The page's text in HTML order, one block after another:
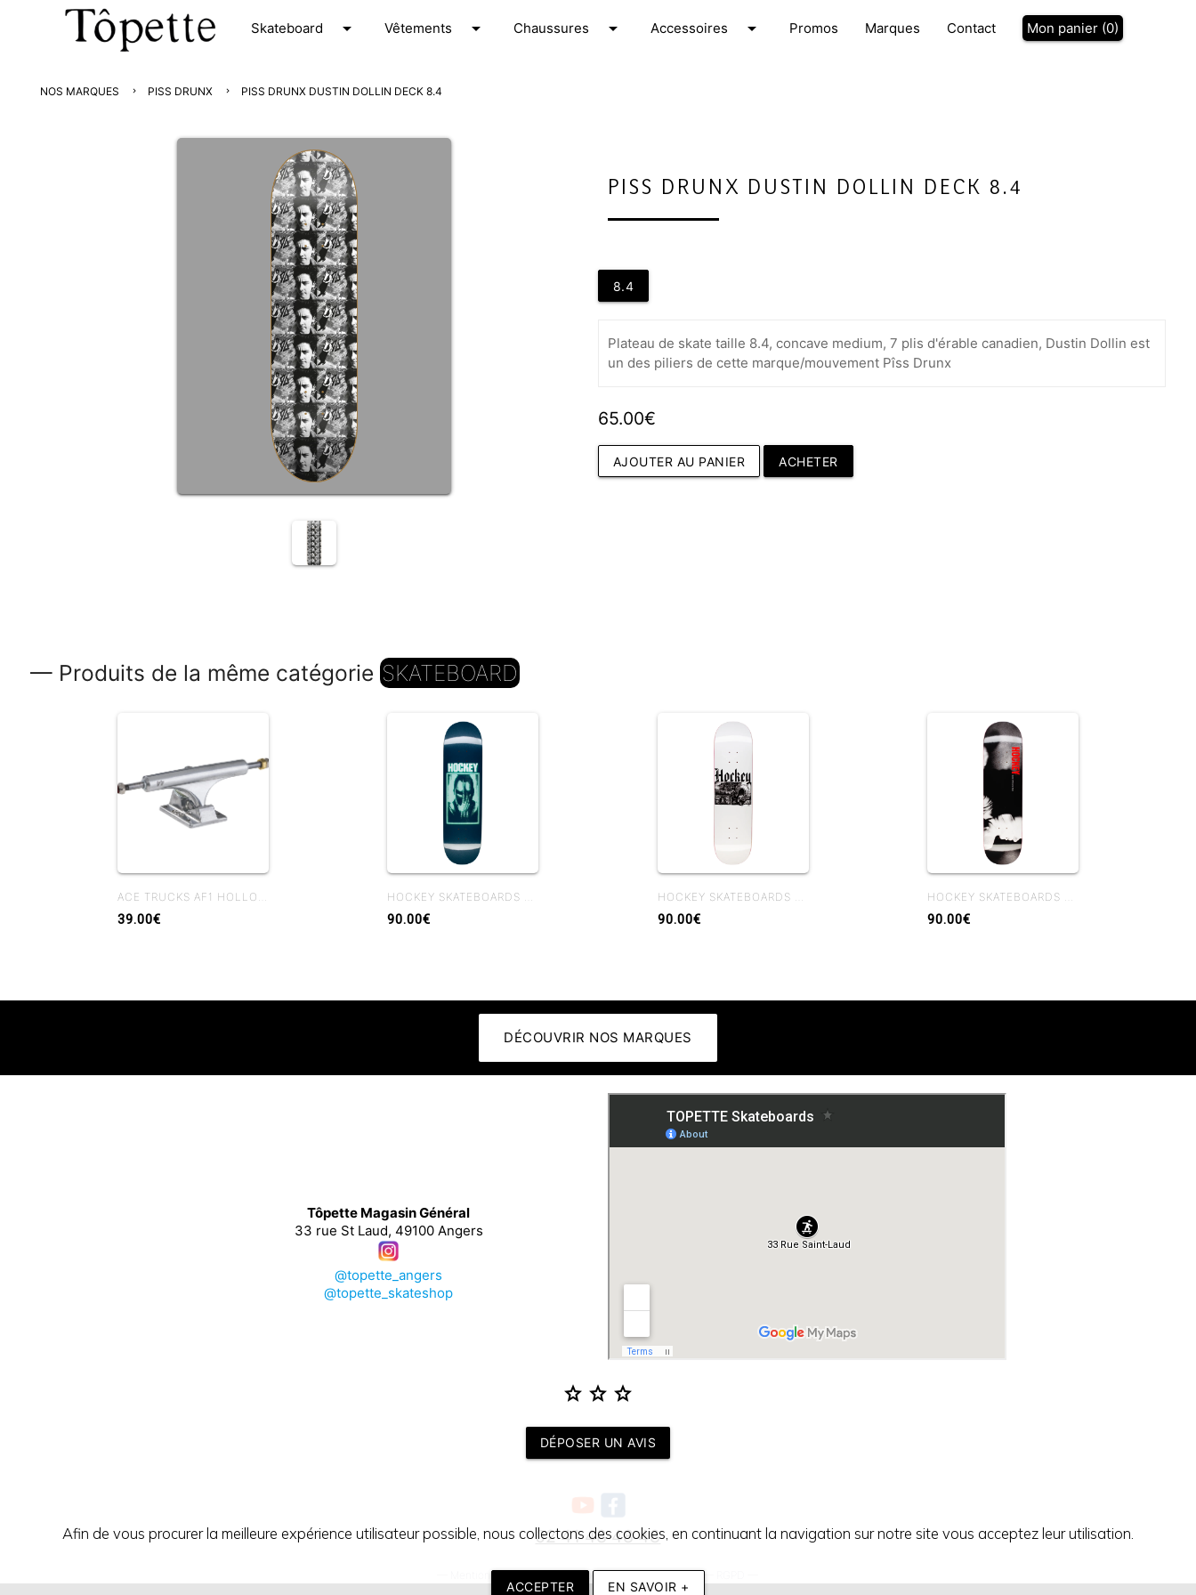
Skateboard arrow_drop_down Vêtements arrow_drop_down Chaussures arrow_drop_down Accessoires arrow_drop_down Promos Marques Contact Mon panier (0)
NOS MARQUES PISS DRUNX PISS DRUNX DUSTIN DOLLIN DECK 8.4
PISS DRUNX DUSTIN DOLLIN DECK 8.4
8.4
Plateau de skate taille 8.4, concave medium, 7 plis d'érable canadien, Dustin Dollin est
un des piliers de cette marque/mouvement Pîss Drunx
65.00€
AJOUTER AU PANIER ACHETER
— Produits de la même catégorie SKATEBOARD
39.00€ 90.00€ 90.00€ 90.00€
Afin de vous procurer la meilleure expérience utilisateur possible, nous collectons des cookies, en continuant la navigation sur notre site vous acceptez leur utilisation.
ACCEPTER EN SAVOIR +
DÉCOUVRIR NOS MARQUES
Tôpette Magasin Général
33 rue St Laud, 49100 Angers
@topette_angers
@topette_skateshop
star star star
DÉPOSER UN AVIS
02 41 48 48 48
Mentions légales Conditions générales de vente—